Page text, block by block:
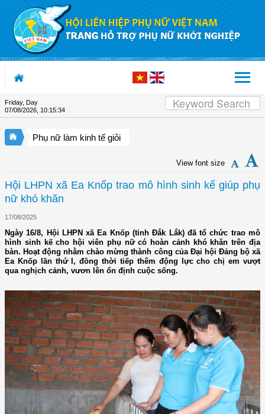
Skip to Content
Friday, Day
07/08/2026 10:15:34
Phụ nữ làm kinh tế giỏi
View font size
Hội LHPN xã Ea Knốp trao mô hình sinh kế giúp phụ
nữ khó khăn
17/08/2025
Ngày 16/8, Hội LHPN xã Ea Knốp (tỉnh Đắk Lắk) đã tổ chức trao mô
hình sinh kế cho hội viên phụ nữ có hoàn cảnh khó khăn trên địa
bàn. Hoạt động nhằm chào mừng thành công của Đại hội Đảng bộ xã
Ea Knốp lần thứ I, đồng thời tiếp thêm động lực cho chị em vượt
qua nghịch cảnh, vươn lên ổn định cuộc sống.